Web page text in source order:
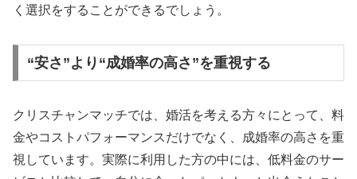
く選択をすることができるでしょう。
“安さ”より“成婚率の高さ”を重視する
クリスチャンマッチでは、婚活を考える方々にとって、料
金やコストパフォーマンスだけでなく、成婚率の高さを重
視しています。実際に利用した方の中には、低料金のサー